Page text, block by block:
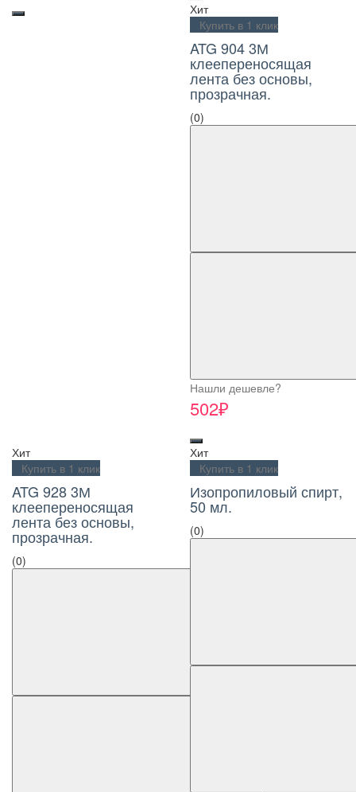
Хит
Купить в 1 клик
ATG 904 3М
клеепереносящая
лента без основы,
прозрачная.
(0)
Нашли дешевле?
502₽
Хит
Купить в 1 клик
ATG 928 3М
клеепереносящая
лента без основы,
прозрачная.
(0)
Хит
Купить в 1 клик
Изопропиловый спирт,
50 мл.
(0)